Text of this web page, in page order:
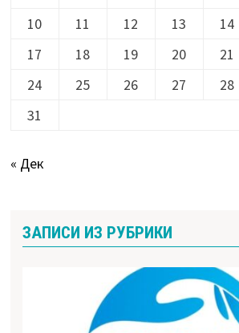
10
11 12 13 14
17
18 19 20 21
24
25 26 27 28
31
« Дек
ЗАПИСИ ИЗ РУБРИКИ